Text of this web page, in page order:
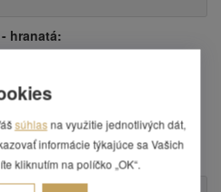
hranatá:
súhlas na využitie jednotlivých dát,
informácie týkajúce sa Vašich
kliknutím na políčko „OK“.